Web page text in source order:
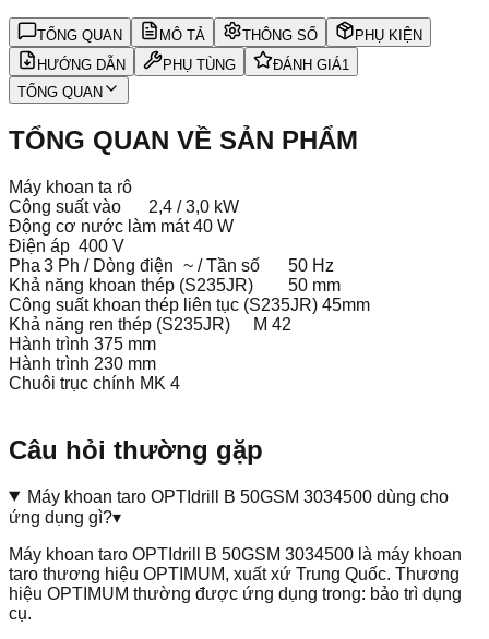
TỔNG QUAN MÔ TẢ THÔNG SỐ
PHỤ KIỆN
HƯỚNG DẪN
PHỤ TÙNG ĐÁNH GIÁ1
TỔNG QUAN
TỔNG QUAN VỀ SẢN PHẨM
Máy khoan ta rô
Công suất vào
2,4 / 3,0 kW
Động cơ nước làm mát 40 W
Điện áp 400 V
Pha 3 Ph / Dòng điện ~ / Tần số
50 Hz
Khả năng khoan thép (S235JR)
50 mm
Công suất khoan thép liên tục (S235JR) 45mm
Khả năng ren thép (S235JR)
M 42
Hành trình 375 mm
Hành trình 230 mm
Chuôi trục chính MK 4
Câu hỏi thường gặp
Máy khoan taro OPTIdrill B 50GSM 3034500 dùng cho
ứng dụng gì?▾
Máy khoan taro OPTIdrill B 50GSM 3034500 là máy khoan
taro thương hiệu OPTIMUM, xuất xứ Trung Quốc. Thương
hiệu OPTIMUM thường được ứng dụng trong: bảo trì dụng
cụ.